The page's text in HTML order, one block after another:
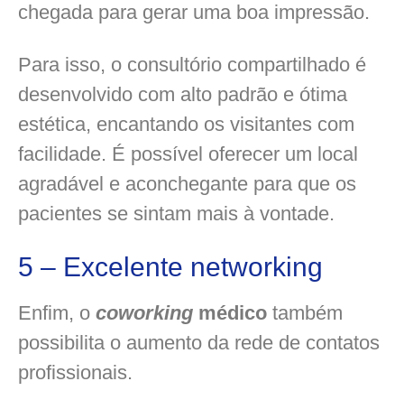
chegada para gerar uma boa impressão.
Para isso, o consultório compartilhado é
desenvolvido com alto padrão e ótima
estética, encantando os visitantes com
facilidade. É possível oferecer um local
agradável e aconchegante para que os
pacientes se sintam mais à vontade.
5 – Excelente networking
Enfim, o coworking médico também
possibilita o aumento da rede de contatos
profissionais.